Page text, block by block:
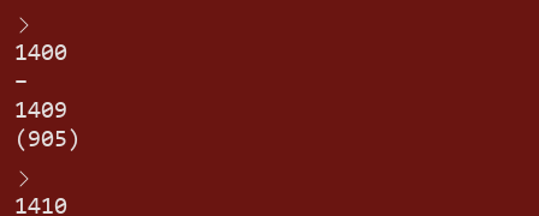
1400
–
1409
(905)
1410